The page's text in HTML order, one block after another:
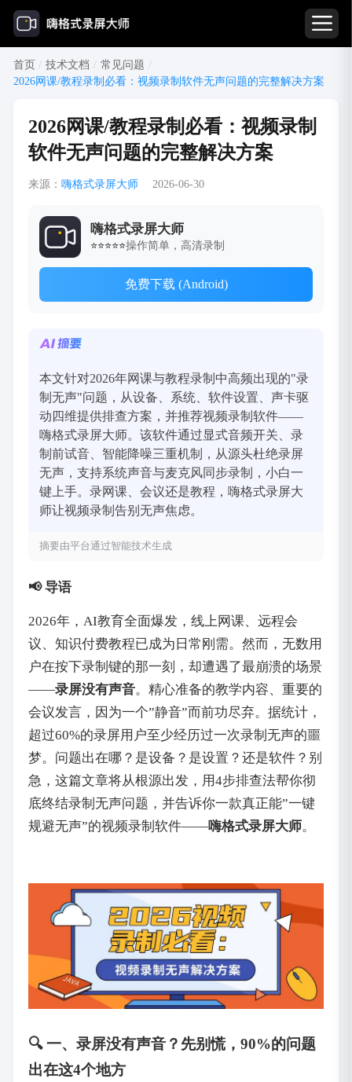
首页 / 技术文档 / 常见问题 /
2026网课/教程录制必看：视频录制软件无声问题的完整解决方案
2026网课/教程录制必看：视频录制
软件无声问题的完整解决方案
来源： 嗨格式录屏大师 2026-06-30
嗨格式录屏大师
⭐⭐⭐⭐⭐操作简单，高清录制
免费下载 (Android)
本文针对2026年网课与教程录制中高频出现的"录
制无声"问题，从设备、系统、软件设置、声卡驱
动四维提供排查方案，并推荐视频录制软件——
嗨格式录屏大师。该软件通过显式音频开关、录
制前试音、智能降噪三重机制，从源头杜绝录屏
无声，支持系统声音与麦克风同步录制，小白一
键上手。录网课、会议还是教程，嗨格式录屏大
师让视频录制告别无声焦虑。
摘要由平台通过智能技术生成
📢 导语
2026年，AI教育全面爆发，线上网课、远程会
议、知识付费教程已成为日常刚需。然而，无数用
户在按下录制键的那一刻，却遭遇了最崩溃的场景
——‌录屏没有声音‌。精心准备的教学内容、重要的
会议发言，因为一个”静音”而前功尽弃。据统计，
超过60%的录屏用户至少经历过一次录制无声的噩
梦。问题出在哪？是设备？是设置？还是软件？别
急，这篇文章将从根源出发，用4步排查法帮你彻
底终结录制无声问题，并告诉你一款真正能”一键
规避无声”的视频录制软件——‌嗨格式录屏大师‌。
🔍 一、录屏没有声音？先别慌，90%的问题
出在这4个地方